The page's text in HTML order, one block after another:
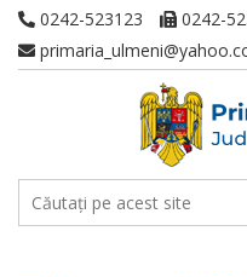
0242-523123
0242-